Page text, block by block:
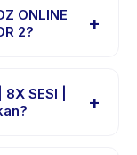
Datang 10
lancar.
ONLINE
2?
+
2, pilih
secara
SESI |
+